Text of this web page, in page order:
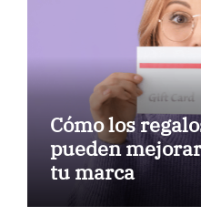
Cómo los
pueden
tu marca